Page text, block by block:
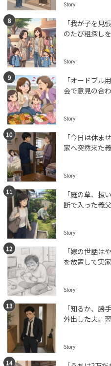
Story
「我が子を見
のたび粗探し
Story
「オードブル
会で意見の合
Story
「今日は休ま
家へ突然来た
Story
「庭の草、抜
断で入った義
Story
「嫁の世話は
を放置して実
Story
「知るか、勝
外出した夫。
Story